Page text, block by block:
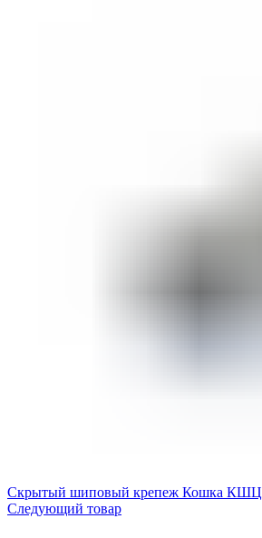
Скрытый шиповый крепеж Кошка КШЦ
Следующий товар